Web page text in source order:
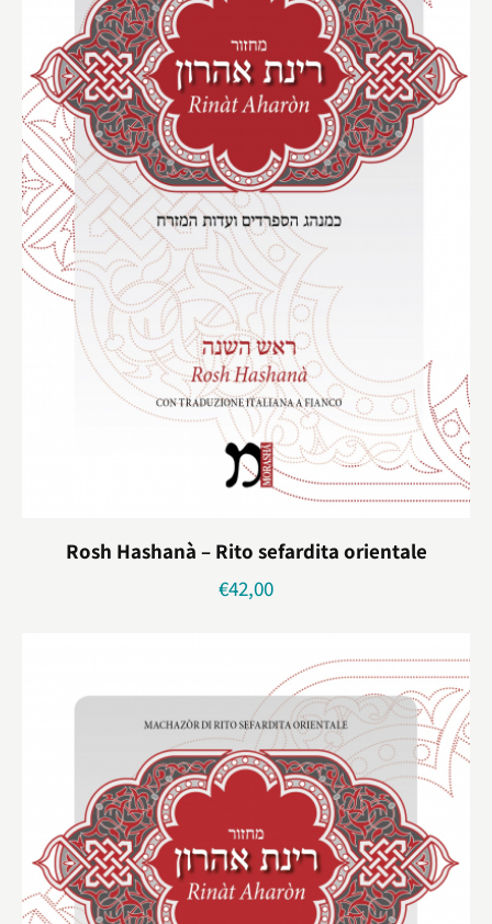
Rosh Hashanà – Rito sefardita orientale
€42,00